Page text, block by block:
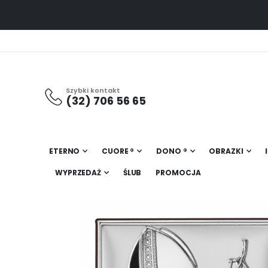
Szybki kontakt
(32) 706 56 65
ETERNO CUORE ® DONO ® OBRAZKI
WYPRZEDAŻ ŚLUB PROMOCJA